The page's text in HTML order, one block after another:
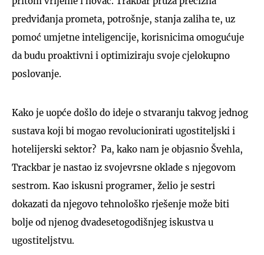
predviđanja prometa, potrošnje, stanja zaliha te, uz
pomoć umjetne inteligencije, korisnicima omogućuje
da budu proaktivni i optimiziraju svoje cjelokupno
poslovanje.
Kako je uopće došlo do ideje o stvaranju takvog jednog
sustava koji bi mogao revolucionirati ugostiteljski i
hotelijerski sektor? Pa, kako nam je objasnio Švehla,
Trackbar je nastao iz svojevrsne oklade s njegovom
sestrom. Kao iskusni programer, želio je sestri
dokazati da njegovo tehnološko rješenje može biti
bolje od njenog dvadesetogodišnjeg iskustva u
ugostiteljstvu.